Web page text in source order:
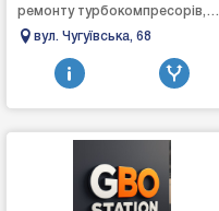
ремонту турбокомпресорів,
кермових рейок та карданних
мийку сажових ...
вул. Чугуївська, 68